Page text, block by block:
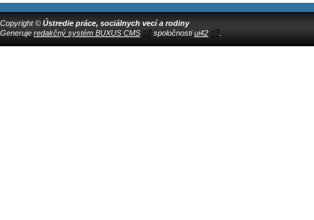
Copyright © Ústredie práce, sociálnych vecí a rodiny
Generuje redakčný systém BUXUS CMS spoločnostiui42